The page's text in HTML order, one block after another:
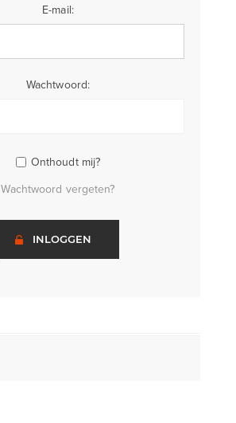
E-mail:
Wachtwoord:
Onthoudt mij?
Wachtwoord vergeten?
INLOGGEN